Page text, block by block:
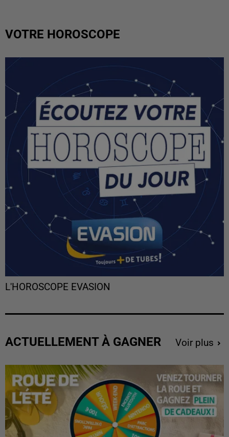
VOTRE HOROSCOPE
L'HOROSCOPE EVASION
ACTUELLEMENT À GAGNER Voir plus